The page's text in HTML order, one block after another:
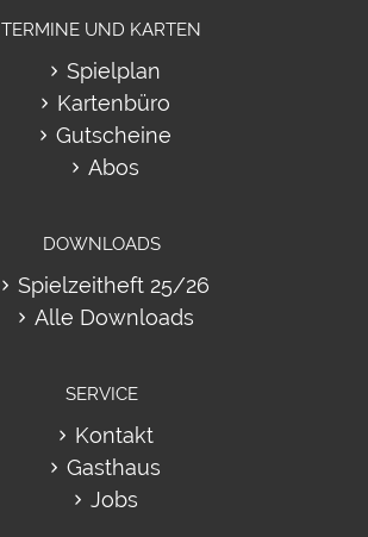
TERMINE UND KARTEN
Spielplan
Kartenbüro
Gutscheine
Abos
DOWNLOADS
Spielzeitheft 25/26
Alle Downloads
SERVICE
Kontakt
Gasthaus
Jobs